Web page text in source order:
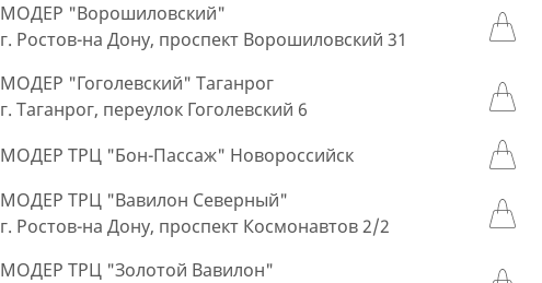
МОДЕР "Ворошиловский"
г. Ростов-на Дону, проспект Ворошиловский 31
МОДЕР "Гоголевский" Таганрог
г. Таганрог, переулок Гоголевский 6
МОДЕР ТРЦ "Бон-Пассаж" Новороссийск
МОДЕР ТРЦ "Вавилон Северный"
г. Ростов-на Дону, проспект Космонавтов 2/2
МОДЕР ТРЦ "Золотой Вавилон"